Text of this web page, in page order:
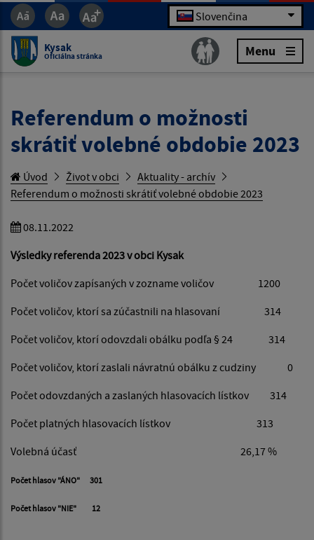
Slovenčina
Kysak
Oficiálna stránka Menu
Referendum o možnosti
skrátiť volebné obdobie 2023
Úvod Život v obci
Aktuality - archív
Referendum o možnosti skrátiť volebné obdobie 2023
08.11.2022
Výsledky referenda 2023 v obci Kysak
Počet voličov zapísaných v zozname voličov 1200
Počet voličov, ktorí sa zúčastnili na hlasovaní 314
Počet voličov, ktorí odovzdali obálku podľa § 24 314
Počet voličov, ktorí zaslali návratnú obálku z cudziny 0
Počet odovzdaných a zaslaných hlasovacích lístkov 314
Počet platných hlasovacích lístkov 313
Volebná účasť 26,17 %
Počet hlasov "ÁNO" 301
Počet hlasov "NIE" 12